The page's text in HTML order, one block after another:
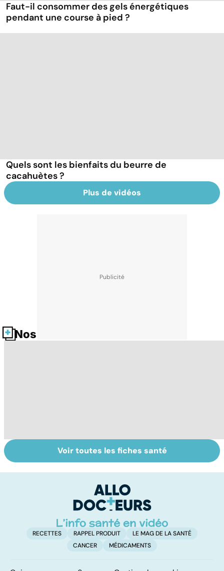
Faut-il consommer des gels énergétiques
pendant une course à pied ?
Quels sont les bienfaits du beurre de
cacahuètes ?
Plus de vidéos
Nos fiches santé
Comment tenir
ses bonnes
Muscler ses
abdos pour
ventre plat
Voir toutes les fiches santé
RECETTES RAPPEL PRODUIT
LE MAG DE LA SANTÉ
CANCER
MÉDICAMENTS